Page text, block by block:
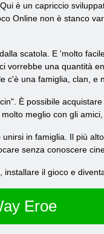
è un capriccio
Online non è stanco
scatola. E 'molto
vorrebbe una quantità
una famiglia, clan, e
È possibile
meglio con gli amici,
in famiglia. Il più
senza conoscere
il gioco e
Eroe